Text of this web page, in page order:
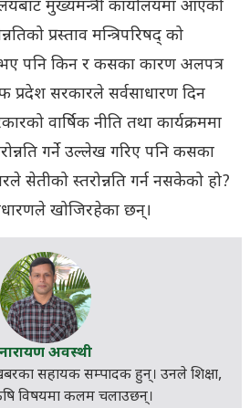
मुख्यमन्त्री कार्यालयमा आएको
प्रस्ताव मन्त्रिपरिषद् को
भए पनि किन र कसका कारण अलपत्र
प्रदेश सरकारले सर्वसाधारण दिन
वार्षिक नीति तथा कार्यक्रममा
गर्ने उल्लेख गरिए पनि कसका
सेतीको स्तरोन्नति गर्न नसकेको हो?
खोजिरहेका छन्।
नारायण अवस्थी
सहायक सम्पादक हुन्। उनले शिक्षा,
विषयमा कलम चलाउछन्।